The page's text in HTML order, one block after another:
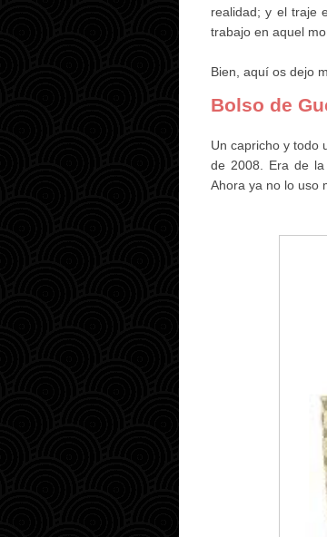
realidad; y el traje
trabajo en aquel
Bien, aquí os dejo
Bolso de
Un capricho y todo
de 2008. Era de
Ahora ya no lo uso